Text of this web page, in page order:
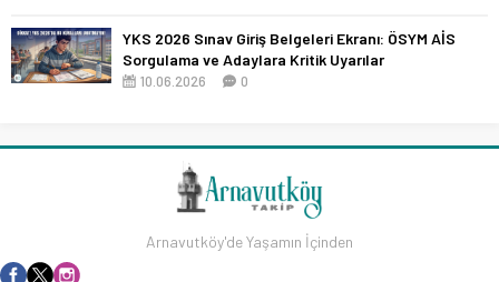
YKS 2026 Sınav Giriş Belgeleri Ekranı: ÖSYM AİS
Sorgulama ve Adaylara Kritik Uyarılar
10.06.2026 0
Arnavutköy'de Yaşamın İçinden